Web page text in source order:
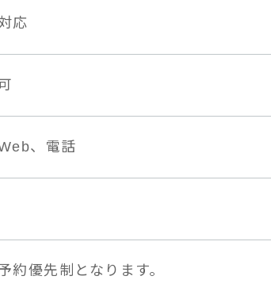
応
、電話
約優先制となります。